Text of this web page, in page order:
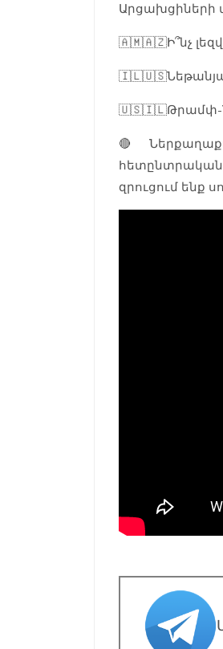
Արցախցիների
🇦🇲🇦🇿Ի՞նչ
🇺🇸🇮🇱Թրամփ-
զրուցում ենք